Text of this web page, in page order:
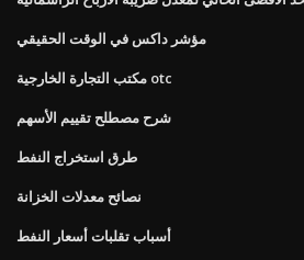
مؤشر داكس في الوقت الحقيقي
مكتب التجارة الخارجية otc
شرح مصطلح تقييم الأسهم
طرق استخراج النفط
نصائح معدلات الخزانة
أسباب تقلبات أسعار النفط